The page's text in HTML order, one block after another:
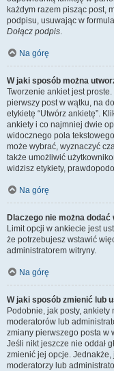
każdym razem pisząc post,
podpisu, usuwając w
Dołącz podpis.
Na górę
W jaki sposób można
Tworzenie ankiet jest
pierwszy post w wątku, na
etykietę “Utwórz ankietę”.
ankiety i co najmniej dwie
widocznego pola
może wybrać, wyznaczyć
także umożliwić
widzisz etykiety,
Na górę
Dlaczego nie można
Limit opcji w ankiecie jest
że potrzebujesz wstawić
administratorem witryny.
Na górę
W jaki sposób zmienić lub
Podobnie, jak posty,
moderatorów lub
zmiany pierwszego posta w
Jeśli nikt jeszcze nie oddał
zmienić jej opcje. Jednakże,
moderatorzy lub